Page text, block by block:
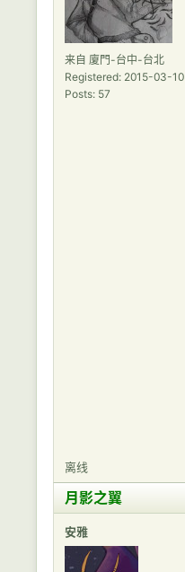
来自 廈門-台中-台北
Registered: 2015-03-10
Posts: 57
离线
月影之翼
安雅